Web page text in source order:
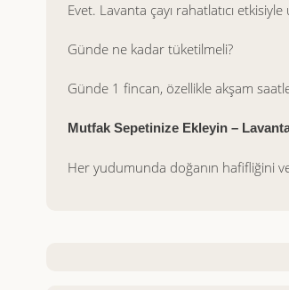
Evet. Lavanta çayı rahatlatıcı
Günde ne kadar tüketilmeli?
Günde 1 fincan, özellikle akşam
Mutfak Sepetinize Ekleyin –
Her yudumunda doğanın hafifliğini